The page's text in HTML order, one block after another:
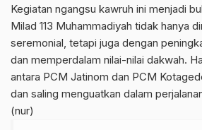
Kegiatan ngangsu kawruh ini menjadi
Milad 113 Muhammadiyah tidak hanya
seremonial, tetapi juga dengan
dan memperdalam nilai-nilai dakwah.
antara PCM Jatinom dan PCM
dan saling menguatkan dalam
(nur)